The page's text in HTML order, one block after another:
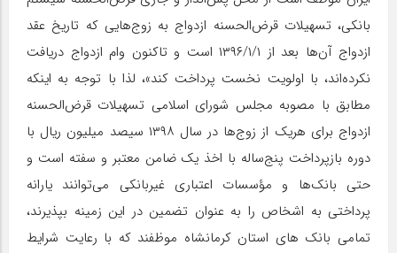
بانکی، تسهیلات قرض‌الحسنه ازدواج به زوج‌هایی که تاریخ عقد
ازدواج آن‌ها بعد از ۱۳۹۶/۱/۱ است و تاکنون وام ازدواج دریافت
نکرده‌اند، با اولویت نخست پرداخت کند»، لذا با توجه به اینکه
مطابق با مصوبه مجلس شورای اسلامی تسهیلات قرض‌الحسنه
ازدواج برای هریک از زوج‌ها در سال ۱۳۹۸ سیصد میلیون ریال با
دوره بازپرداخت پنج‌ساله با اخذ یک ضامن معتبر و سفته است و
حتی بانک‌ها و مؤسسات اعتباری غیربانکی می‌توانند یارانه
پرداختی به اشخاص را به عنوان تضمین در این زمینه بپذیرند،
تمامی بانک های استان کرمانشاه موظفند که با رعایت شرایط